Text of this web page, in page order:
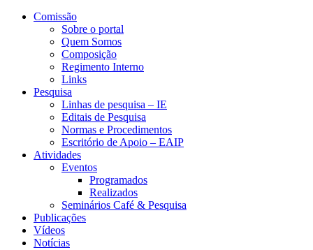
Comissão
Sobre o portal
Quem Somos
Composição
Regimento Interno
Links
Pesquisa
Linhas de pesquisa – IE
Editais de Pesquisa
Normas e Procedimentos
Escritório de Apoio – EAIP
Atividades
Eventos
Programados
Realizados
Seminários Café & Pesquisa
Publicações
Vídeos
Notícias